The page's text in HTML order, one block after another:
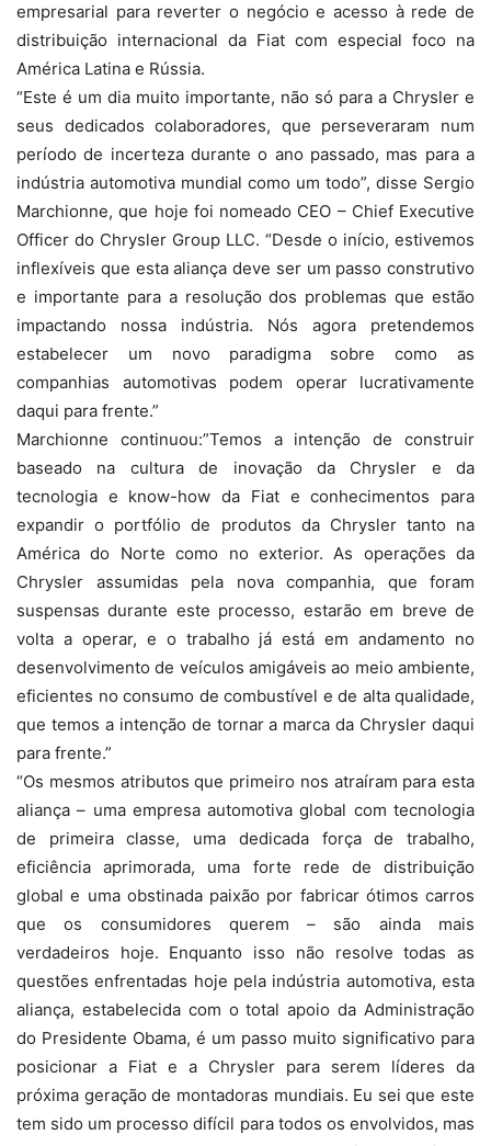
empresarial para reverter o negócio e acesso à rede de
distribuição internacional da Fiat com especial foco na
América Latina e Rússia.
“Este é um dia muito importante, não só para a Chrysler e
seus dedicados colaboradores, que perseveraram num
período de incerteza durante o ano passado, mas para a
indústria automotiva mundial como um todo”, disse Sergio
Marchionne, que hoje foi nomeado CEO – Chief Executive
Officer do Chrysler Group LLC. “Desde o início, estivemos
inflexíveis que esta aliança deve ser um passo construtivo
e importante para a resolução dos problemas que estão
impactando nossa indústria. Nós agora pretendemos
estabelecer um novo paradigma sobre como as
companhias automotivas podem operar lucrativamente
daqui para frente.”
Marchionne continuou:”Temos a intenção de construir
baseado na cultura de inovação da Chrysler e da
tecnologia e know-how da Fiat e conhecimentos para
expandir o portfólio de produtos da Chrysler tanto na
América do Norte como no exterior. As operações da
Chrysler assumidas pela nova companhia, que foram
suspensas durante este processo, estarão em breve de
volta a operar, e o trabalho já está em andamento no
desenvolvimento de veículos amigáveis ao meio ambiente,
eficientes no consumo de combustível e de alta qualidade,
que temos a intenção de tornar a marca da Chrysler daqui
para frente.”
“Os mesmos atributos que primeiro nos atraíram para esta
aliança – uma empresa automotiva global com tecnologia
de primeira classe, uma dedicada força de trabalho,
eficiência aprimorada, uma forte rede de distribuição
global e uma obstinada paixão por fabricar ótimos carros
que os consumidores querem – são ainda mais
verdadeiros hoje. Enquanto isso não resolve todas as
questões enfrentadas hoje pela indústria automotiva, esta
aliança, estabelecida com o total apoio da Administração
do Presidente Obama, é um passo muito significativo para
posicionar a Fiat e a Chrysler para serem líderes da
próxima geração de montadoras mundiais. Eu sei que este
tem sido um processo difícil para todos os envolvidos, mas